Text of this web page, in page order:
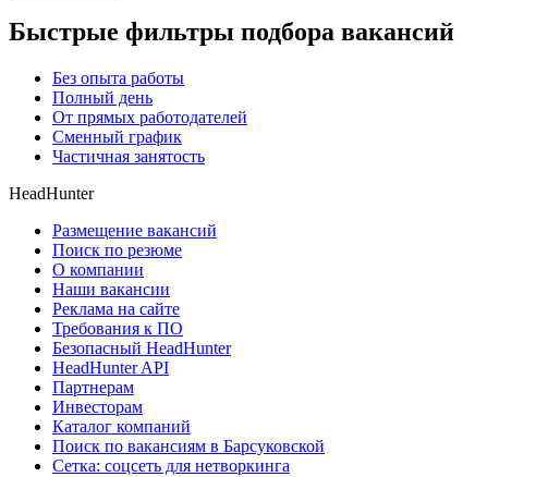
Быстрые фильтры подбора вакансий
Без опыта работы
Полный день
От прямых работодателей
Сменный график
Частичная занятость
HeadHunter
Размещение вакансий
Поиск по резюме
О компании
Наши вакансии
Реклама на сайте
Требования к ПО
Безопасный HeadHunter
HeadHunter API
Партнерам
Инвесторам
Каталог компаний
Поиск по вакансиям в Барсуковской
Сетка: соцсеть для нетворкинга